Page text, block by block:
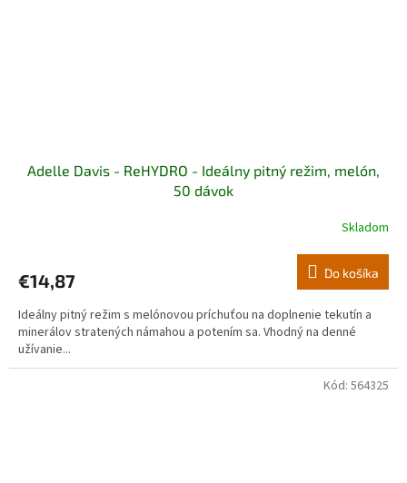
Adelle Davis - ReHYDRO - Ideálny pitný režim, melón,
50 dávok
Skladom
€14,87 Do košíka
Ideálny pitný režim s melónovou príchuťou na doplnenie tekutín a
minerálov stratených námahou a potením sa. Vhodný na denné
užívanie...
Kód: 564325